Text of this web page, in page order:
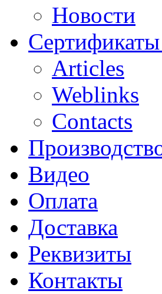
Новости
Articles
Weblinks
Contacts
Видео
Оплата
Доставка
Реквизиты
Контакты